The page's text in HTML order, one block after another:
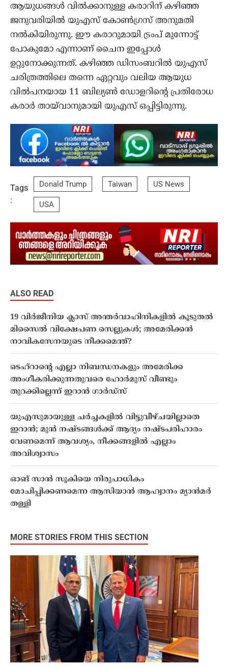
ആയുധങ്ങൾ വിൽക്കാനുള്ള കരാറിന് കഴിഞ്ഞ
ജനുവരിയിൽ യുഎസ് കോൺഗ്രസ് അനുമതി
നൽകിയിരുന്നു. ഈ കരാറുമായി ട്രംപ് മുന്നോട്ട്
പോകുമോ എന്നാണ് ചൈന ഇപ്പോൾ
ഉറ്റുനോക്കുന്നത്. കഴിഞ്ഞ ഡിസംബറിൽ യുഎസ്
ചരിത്രത്തിലെ തന്നെ ഏറ്റവും വലിയ ആയുധ
വിൽപനയായ 11 ബില്യൺ ഡോളറിന്റെ പ്രതിരോധ
കരാർ തായ്‌വാനുമായി യുഎസ് ഒപ്പിട്ടിരുന്നു.
Tags
:
Donald Trump Taiwan US News
USA
ALSO READ
19 വിർജീനിയ ക്ലാസ് അന്തർവാഹിനികളിൽ കൂടുതൽ
മിസൈൽ വിക്ഷേപണ സെല്ലുകൾ; അമേരിക്കൻ
നാവികസേനയുടെ നീക്കമെന്ത്?
ടെഹ്‌റാൻ്റെ എല്ലാ നിബന്ധനകളും അമേരിക്ക
അംഗീകരിക്കുന്നതുവരെ ഹോർമുസ് വീണ്ടും
തുറക്കില്ലെന്ന് ഇറാൻ ഗാർഡ്സ്
യുഎസുമായുള്ള ചർച്ചകളിൽ വിട്ടുവീഴ്ചയില്ലാതെ
ഇറാൻ; മുൻ നഷ്ടങ്ങൾക്ക് ആദ്യം നഷ്ടപരിഹാരം
വേണമെന്ന് ആവശ്യം, നീക്കങ്ങളിൽ എല്ലാം
അവിശ്വാസം
ഓങ് സാൻ സൂകിയെ നിരുപാധികം
മോചിപ്പിക്കണമെന്ന ആസിയാൻ ആഹ്വാനം മ്യാൻമർ
തള്ളി
MORE STORIES FROM THIS SECTION